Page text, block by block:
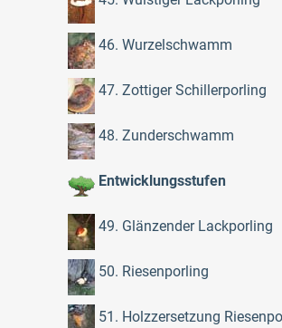
46. Wurzelschwamm
47. Zottiger Schillerporling
48. Zunderschwamm
Entwicklungsstufen
49. Glänzender Lackporling
50. Riesenporling
51. Holzzersetzung